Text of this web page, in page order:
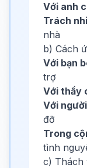
Với anh
Trách
nhà
b) Cách
Với bạn
trợ
Với thầy
Với
đỡ
Trong
tình
c) Thách